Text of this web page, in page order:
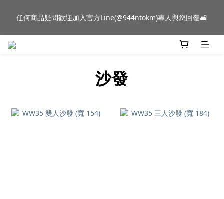
群門市展示中✨
群門市展示中✨
任何商品疑問歡迎加入官方Line(@944ntokm)專人與您回覆🛋️
新品到貨｜日本燈具品牌 Ambientec 年度新品 Barcarolle 臺中樂
沙發